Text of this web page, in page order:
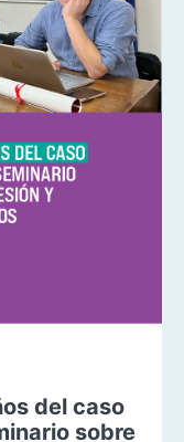
del caso
sobre